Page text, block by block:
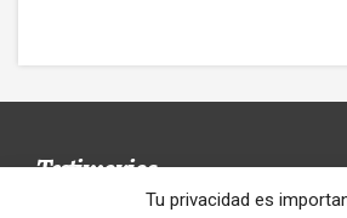
Tu privacidad es
Testimonios